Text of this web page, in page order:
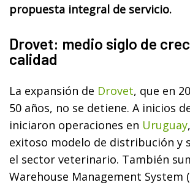
propuesta integral de servicio.
Drovet: medio siglo de
calidad
La expansión de Drovet, que en
50 años, no se detiene. A inicios
iniciaron operaciones en Uruguay
exitoso modelo de distribución y
el sector veterinario. También
Warehouse Management System